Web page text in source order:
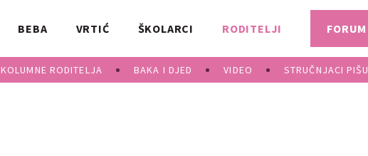
BEBA VRTIĆ ŠKOLARCI RODITELJI
KOLUMNE RODITELJA BAKA I DJED VIDEO STRUČNJACI PIŠU
FORUM